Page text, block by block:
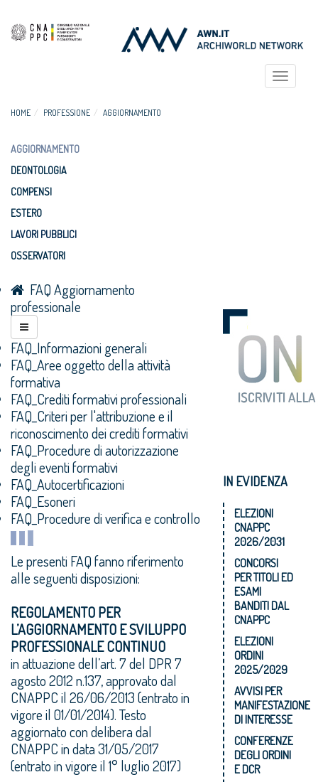
Toggle
HOME PROFESSIONE AGGIORNAMENTO
AGGIORNAMENTO
DEONTOLOGIA
COMPENSI
ESTERO
LAVORI PUBBLICI
OSSERVATORI
FAQ Aggiornamento
professionale
FAQ_Informazioni generali
FAQ_Aree oggetto della attività
formativa
FAQ_Crediti formativi professionali
FAQ_Criteri per l'attribuzione e il
riconoscimento dei crediti formativi
FAQ_Procedure di autorizzazione
degli eventi formativi
FAQ_Autocertificazioni
FAQ_Esoneri
FAQ_Procedure di verifica e controllo
Le presenti FAQ fanno riferimento
alle seguenti disposizioni:
REGOLAMENTO PER
L’AGGIORNAMENTO E SVILUPPO
PROFESSIONALECONTINUO
in attuazione dell’art. 7 del DPR 7
agosto 2012 n.137, approvato dal
CNAPPC il 26/06/2013 (entrato in
vigore il 01/01/2014). Testo
aggiornato con delibera dal
CNAPPC in data 31/05/2017
(entrato in vigore il 1° luglio 2017)
IN EVIDENZA
ELEZIONI
CNAPPC
2026/2031
CONCORSI
PER TITOLI ED
ESAMI
BANDITI DAL
CNAPPC
ELEZIONI
ORDINI
2025/2029
AVVISI PER
MANIFESTAZIONE
DI INTERESSE
CONFERENZE
DEGLI ORDINI
E DCR